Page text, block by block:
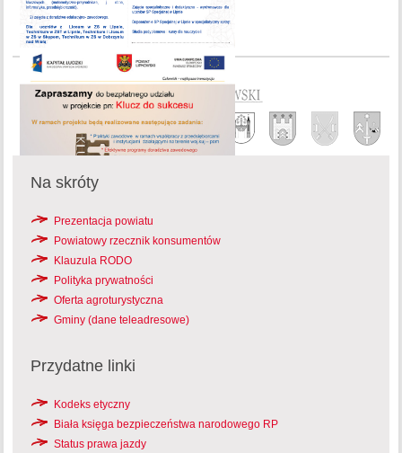
Na skróty
Prezentacja powiatu
Powiatowy rzecznik konsumentów
Klauzula RODO
Polityka prywatności
Oferta agroturystyczna
Gminy (dane teleadresowe)
Przydatne linki
Kodeks etyczny
Biała księga bezpieczeństwa narodowego RP
Status prawa jazdy